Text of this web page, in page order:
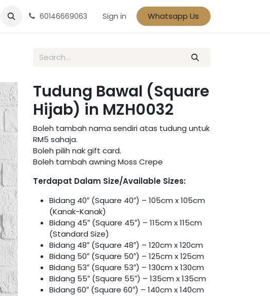
60146669063 Sign in Whatsapp Us
Tudung Bawal (Square
Hijab) in MZH0032
Boleh tambah nama sendiri atas tudung untuk
RM5 sahaja.
Boleh pilih nak gift card.
Boleh tambah awning Moss Crepe
Terdapat Dalam Size/Available Sizes:
Bidang 40″ (Square 40″) – 105cm x 105cm
(Kanak-Kanak)
Bidang 45″ (Square 45″) – 115cm x 115cm
(Standard Size)
Bidang 48″ (Square 48″) – 120cm x 120cm
Bidang 50″ (Square 50″) – 125cm x 125cm
Bidang 53″ (Square 53″) – 130cm x 130cm
Bidang 55″ (Square 55″) – 135cm x 135cm
Bidang 60″ (Square 60″) – 140cm x 140cm